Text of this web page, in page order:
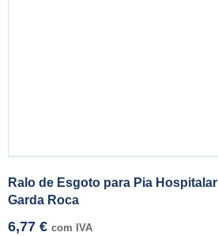
Ralo de Esgoto para Pia Hospitalar
Garda Roca
6,77 € com IVA